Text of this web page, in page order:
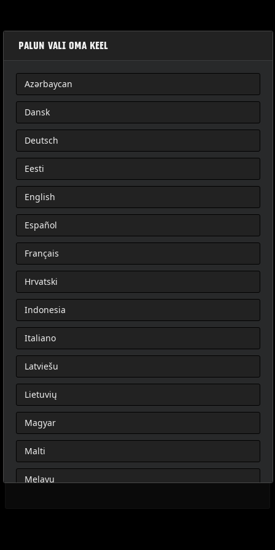
OVERWATCH KASTE-OVER SADELTASKER
PALUN VALI OMA KEEL
Azərbaycan
Dansk
Deutsch
Eesti
English
Español
Français
Hrvatski
Indonesia
Italiano
Latviešu
Lietuvių
Magyar
Malti
Melayu